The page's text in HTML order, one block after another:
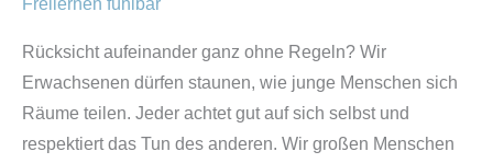
Freilernen fühlbar
Rücksicht aufeinander ganz ohne Regeln? Wir
Erwachsenen dürfen staunen, wie junge Menschen sich
Räume teilen. Jeder achtet gut auf sich selbst und
respektiert das Tun des anderen. Wir großen Menschen